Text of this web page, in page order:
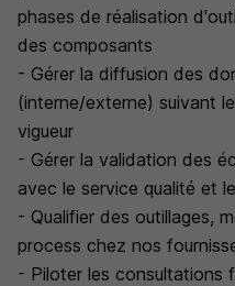
phases de réalisation
des composants
- Gérer la diffusion des
(interne/externe) suivant
vigueur
- Gérer la validation des
avec le service qualité et
- Qualifier des outillages,
process chez nos
- Piloter les consultations